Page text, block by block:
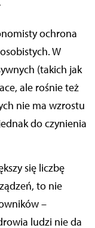
ochrona
W
(takich jak
ale rośnie też
nie ma wzrostu
do czynienia
się liczbę
to nie
–
ludzi nie da